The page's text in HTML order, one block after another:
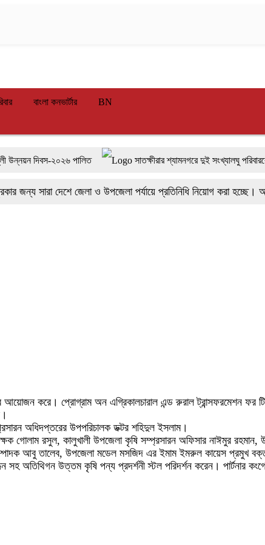
বাংলা কনভার্টার BN
২০২৬ পালিত সাতক্ষীরার শ্যামনগরে দুই সংখ্যালঘু পরিবারকে দেশছাড়ার
ফরিদপুরে ওজোপাডিকোর উদ্যোগে মতবিনিময় সভা অনুষ্ঠিত
দেশে জেলা ও উপজেলা পর্যায়ে প্রতিনিধি নিয়োগ করা হচ্ছে।
করে। প্রোগ্রাম অন এগ্রিকালচারাল এন্ড রুরাল ট্রান্সফরমেশন ফর
অধিদপ্তরের উপপরিচালক ডক্টর শহিদুল ইসলাম।
গোলাম রসুল, কালুখালী উপজেলা কৃষি সম্প্রসারন অফিসার নাঈমুর রহমান,
সম্পাদক আবু তালেব, উপজেলা মডেল মসজিদ এর ইমাম ইমরুল কায়েস প্রমুখ
সহ অতিথিগন উত্তম কৃষি পন্য প্রদর্শনী স্টল পরিদর্শন করেন। পার্টনার